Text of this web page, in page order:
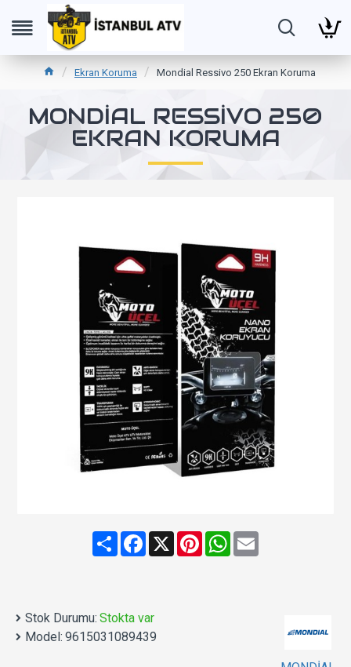
Ekran Koruma Mondial Ressivo 250 Ekran Koruma
MONDIAL RESSIVO 250
EKRAN KORUMA
ShareFacebook
X PinterestWhatsApp
Email
Stok Durumu: Stokta var
Model: 9615031089439